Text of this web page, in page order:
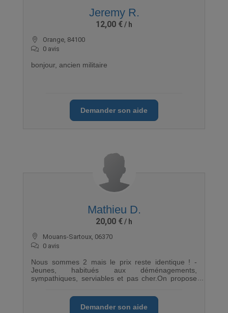
Jeremy R.
12,00 €
Orange, 84100
0 avis
bonjour, ancien militaire
Demander son aide
Mathieu D.
20,00 €
Mouans-Sartoux, 06370
0 avis
Nous sommes 2 mais le prix reste identique ! -
Jeunes, habitués aux déménagements,
sympathiques, serviables et pas cher.On propose
financer nos études supérieures.Dispo pendant
toutes les vacances de Noël
Demander son aide